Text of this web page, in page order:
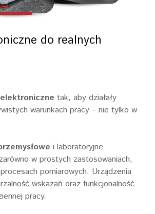
do realnych
tak, aby działały
warunkach pracy – nie tylko w
i laboratoryjne
w prostych zastosowaniach,
pomiarowych. Urządzenia
wskazań oraz funkcjonalność
pracy.